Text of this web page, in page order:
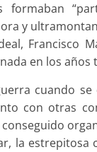
formaban
y
Francisco
en los
cuando
con otras
conseguido
la estrepitosa